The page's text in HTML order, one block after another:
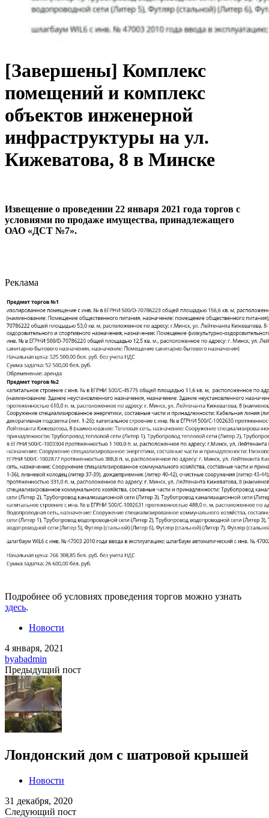
[Завершены] Комплекс
помещений и комплекс
объектов инженерной
инфраструктуры на ул.
Кижеватова, 8 в Минске
Извещение о проведении 22 января 2021 года торгов с
условиями по продаже имущества, принадлежащего
ОАО «ДСТ №7».
Реклама
Подробнее об условиях проведения торгов можно узнать
здесь.
Новости
4 января, 2021
byabadmin
Предыдущий пост
Лондонский дом с шатровой крышей
Новости
31 декабря, 2020
Следующий пост